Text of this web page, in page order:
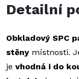
Detailní
Obkladový SPC
stěny místnosti.
je vhodná i do